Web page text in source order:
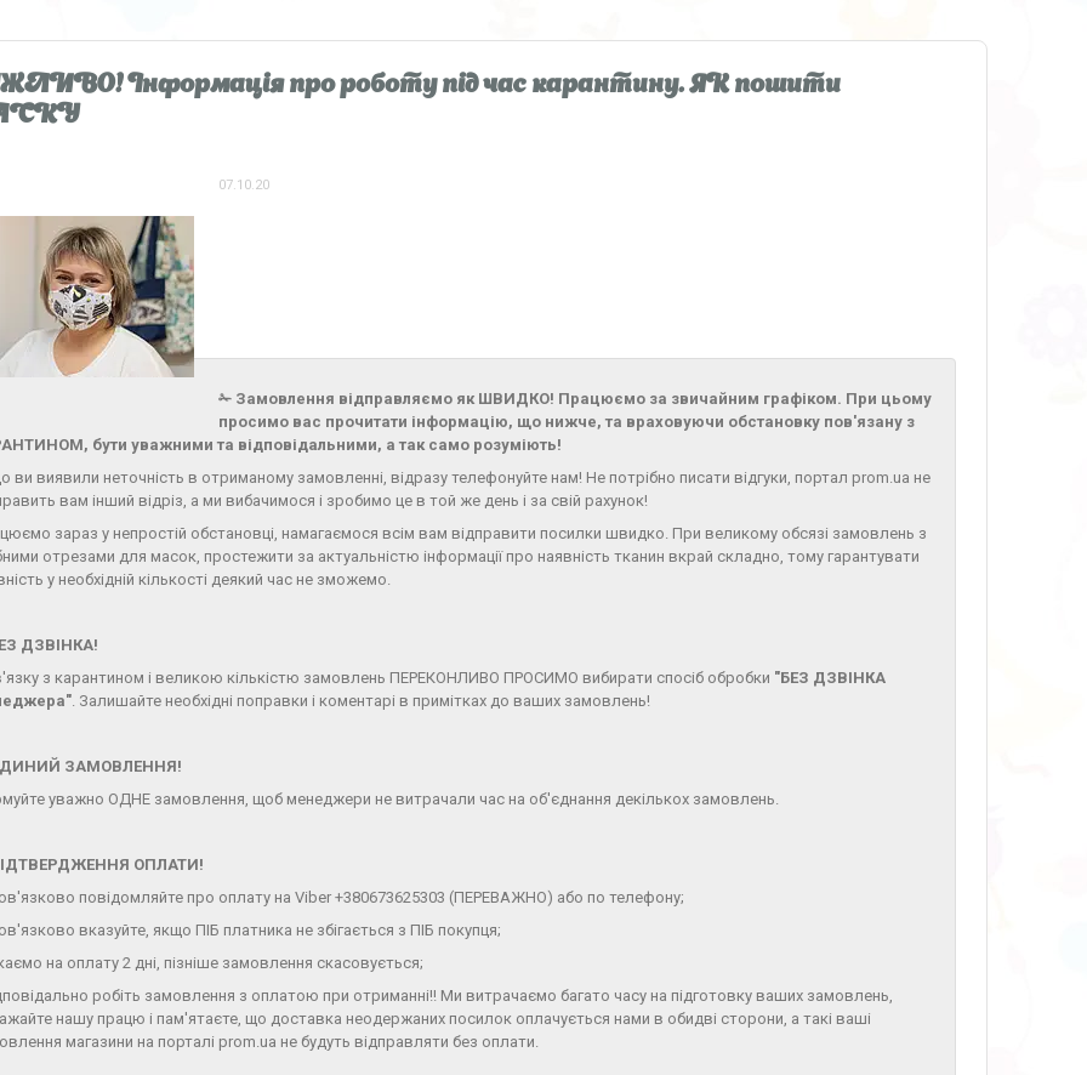
Інформація про роботу під час карантину. ЯК пошити
07.10.20
✁ Замовлення відправляємо як ШВИДКО! Працюємо за звичайним графіком. При цьому
просимо вас прочитати інформацію, що нижче, та враховуючи обстановку пов'язану з
бути уважними та відповідальними, а так само розуміють!
ви виявили неточність в отриманому замовленні, відразу телефонуйте нам! Не потрібно писати відгуки, портал prom.ua не
вам інший відріз, а ми вибачимося і зробимо це в той же день і за свій рахунок!
зараз у непростій обстановці, намагаємося всім вам відправити посилки швидко. При великому обсязі замовлень з
отрезами для масок, простежити за актуальністю інформації про наявність тканин вкрай складно, тому гарантувати
у необхідній кількості деякий час не зможемо.
ДЗВІНКА!
з карантином і великою кількістю замовлень ПЕРЕКОНЛИВО ПРОСИМО вибирати спосіб обробки "БЕЗ ДЗВІНКА
. Залишайте необхідні поправки і коментарі в примітках до ваших замовлень!
ЗАМОВЛЕННЯ!
уважно ОДНЕ замовлення, щоб менеджери не витрачали час на об'єднання декількох замовлень.
ОПЛАТИ!
повідомляйте про оплату на Viber +380673625303 (ПЕРЕВАЖНО) або по телефону;
вказуйте, якщо ПІБ платника не збігається з ПІБ покупця;
на оплату 2 дні, пізніше замовлення скасовується;
робіть замовлення з оплатою при отриманні!! Ми витрачаємо багато часу на підготовку ваших замовлень,
нашу працю і пам'ятаєте, що доставка неодержаних посилок оплачується нами в обидві сторони, а такі ваші
магазини на порталі prom.ua не будуть відправляти без оплати.